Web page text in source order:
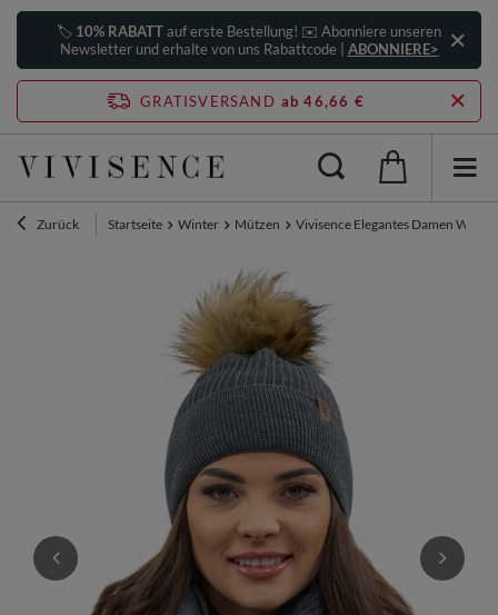
🏷️ 10% RABATTauf erste Bestellung! ✉️ Abonniere unseren
Newsletter und erhalte von uns Rabattcode | ABONNIERE>
GRATISVERSAND ab 46,66 €
Zurück Startseite Winter Mützen Vivisence Elegantes Damen